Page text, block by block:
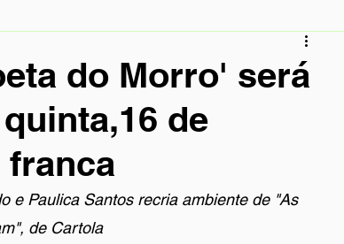
do Morro' será
de
franca
e Paulica Santos recria ambiente de "As
de Cartola